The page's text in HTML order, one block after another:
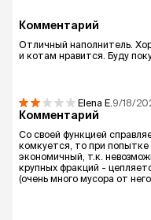
Комментарий
Отличный наполнитель.
и котам нравится. Буду
Elena E. 9/18/
Комментарий
Со своей функцией
комкуется, то при
экономичный, т.к.
крупных фракций -
(очень много мусора от